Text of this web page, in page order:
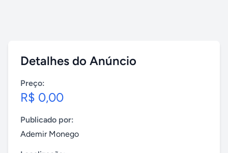
Detalhes do Anúncio
Preço:
R$ 0,00
Publicado por:
Ademir Monego